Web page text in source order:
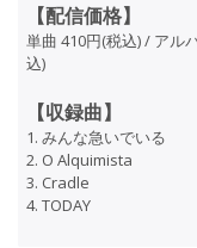
【配信価格】
単曲 410円(税込) / アル
込)
【収録曲】
1. みんな急いでいる
2. O Alquimista
3. Cradle
4. TODAY